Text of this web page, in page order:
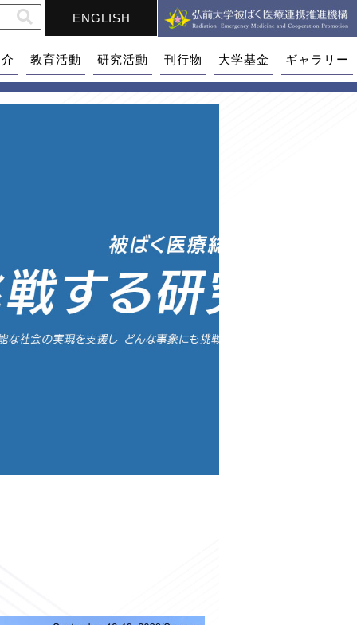
ENGLISH
教育活動 研究活動 刊行物 大学基金 ギャラリー